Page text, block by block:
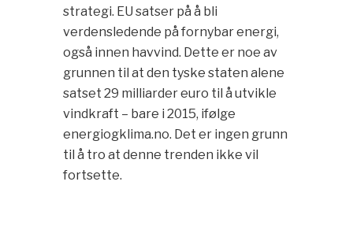
strategi. EU satser på å bli
verdensledende på fornybar energi,
også innen havvind. Dette er noe av
grunnen til at den tyske staten alene
satset 29 milliarder euro til å utvikle
vindkraft – bare i 2015, ifølge
energiogklima.no. Det er ingen grunn
til å tro at denne trenden ikke vil
fortsette.